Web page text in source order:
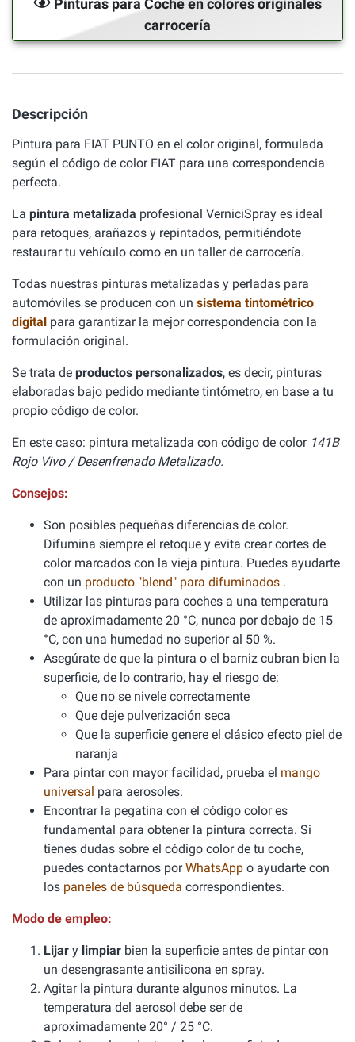
Pinturas para Coche en colores originales
carrocería
Descripción
Pintura para FIAT PUNTO en el color original, formulada
según el código de color FIAT para una correspondencia
perfecta.
La pintura metalizada profesional VerniciSpray es ideal
para retoques, arañazos y repintados, permitiéndote
restaurar tu vehículo como en un taller de carrocería.
Todas nuestras pinturas metalizadas y perladas para
automóviles se producen con un sistema tintométrico
digital para garantizar la mejor correspondencia con la
formulación original.
Se trata de productos personalizados, es decir, pinturas
elaboradas bajo pedido mediante tintómetro, en base a tu
propio código de color.
En este caso: pintura metalizada con código de color 141B
Rojo Vivo / Desenfrenado Metalizado.
Consejos:
Son posibles pequeñas diferencias de color.
Difumina siempre el retoque y evita crear cortes de
color marcados con la vieja pintura. Puedes ayudarte
con un producto "blend" para difuminados .
Utilizar las pinturas para coches a una temperatura
de aproximadamente 20 °C, nunca por debajo de 15
°C, con una humedad no superior al 50 %.
Asegúrate de que la pintura o el barniz cubran bien la
superficie, de lo contrario, hay el riesgo de:
Que no se nivele correctamente
Que deje pulverización seca
Que la superficie genere el clásico efecto piel de
naranja
Para pintar con mayor facilidad, prueba el mango
universal para aerosoles.
Encontrar la pegatina con el código color es
fundamental para obtener la pintura correcta. Si
tienes dudas sobre el código color de tu coche,
puedes contactarnos porWhatsApp o ayudarte con
los paneles de búsqueda correspondientes.
Modo de empleo:
Lijar y limpiar bien la superficie antes de pintar con
un desengrasante antisilicona en spray.
Agitar la pintura durante algunos minutos. La
temperatura del aerosol debe ser de
aproximadamente 20° / 25 °C.